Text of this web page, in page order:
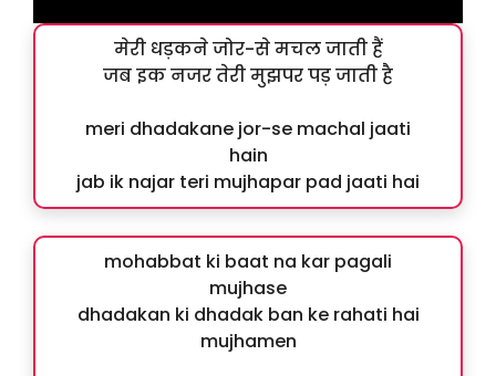
मेरी धड़कने जोर-से मचल जाती हैं
जब इक नजर तेरी मुझपर पड़ जाती है
meri dhadakane jor-se machal jaati
hain
jab ik najar teri mujhapar pad jaati hai
mohabbat ki baat na kar pagali
mujhase
dhadakan ki dhadak ban ke rahati hai
mujhamen